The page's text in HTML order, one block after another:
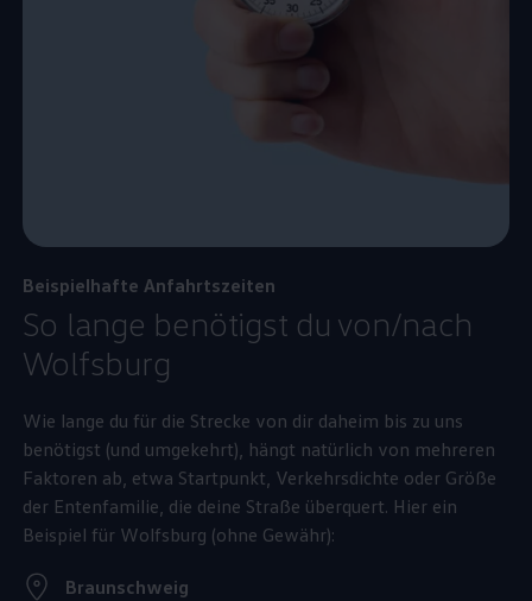
Beispielhafte Anfahrtszeiten
So lange benötigst du von/nach
Wolfsburg
Wie lange du für die Strecke von dir daheim bis zu uns
benötigst (und umgekehrt), hängt natürlich von mehreren
Faktoren ab, etwa Startpunkt, Verkehrsdichte oder Größe
der Entenfamilie, die deine Straße überquert. Hier ein
Beispiel für Wolfsburg (ohne Gewähr):
Braunschweig